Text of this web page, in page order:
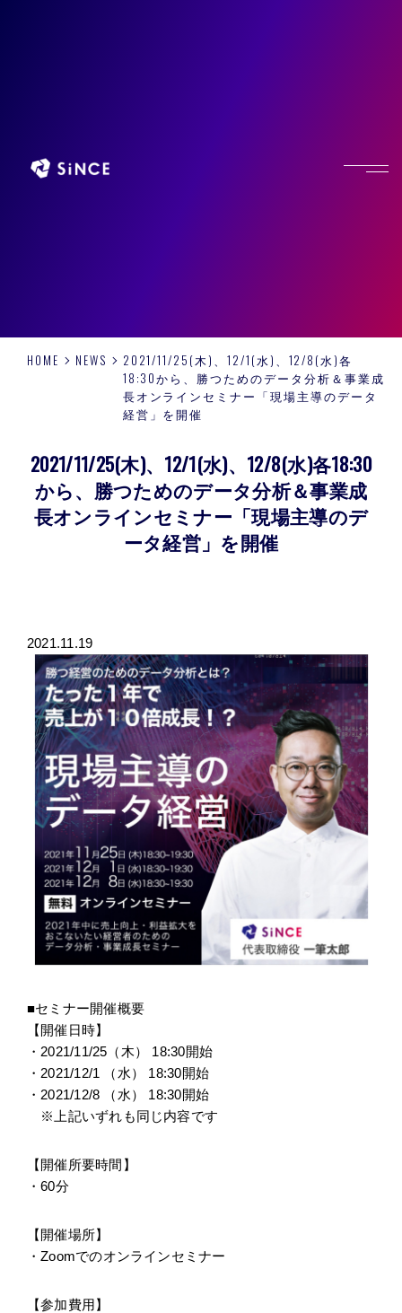
HOME NEWS
2021/11/25(木)、12/1(水)、12/8(水)各
18:30から、勝つためのデータ分析＆事業成
長オンラインセミナー「現場主導のデータ
経営」を開催
2021/11/25(木)、12/1(水)、12/8(水)各18:30
から、勝つためのデータ分析＆事業成
長オンラインセミナー「現場主導のデ
ータ経営」を開催
2021.11.19
■セミナー開催概要
【開催日時】
・2021/11/25（木） 18:30開始
・2021/12/1 （水） 18:30開始
・2021/12/8 （水） 18:30開始
※上記いずれも同じ内容です
【開催所要時間】
・60分
【開催場所】
・Zoomでのオンラインセミナー
【参加費用】